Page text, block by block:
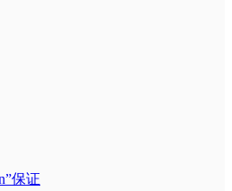
保证